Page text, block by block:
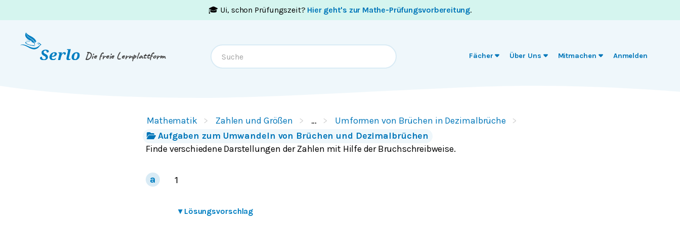
🎓 Ui, schon Prüfungszeit? Hier geht's zur Mathe-Prüfungsvorbereitung.
Die freie Lernplattform Fächer Über Uns Mitmachen Anmelden
Mathematik Zahlen und Größen …
Umformen von Brüchen in Dezimalbrüche
Aufgaben zum Umwandeln von Brüchen und Dezimalbrüchen
Finde verschiedene Darstellungen der Zahlen mit Hilfe der Bruchschreibweise.
1
▾ Lösungsvorschlag